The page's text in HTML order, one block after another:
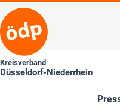
Kreisverband
Düsseldorf-Niederrhein